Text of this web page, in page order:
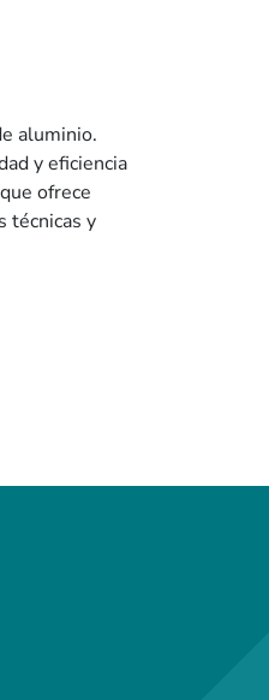
aluminio.
y eficiencia
ofrece
técnicas y